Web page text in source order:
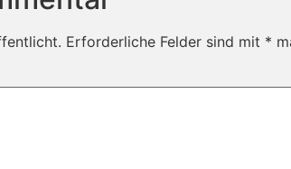
Erforderliche Felder sind mit *